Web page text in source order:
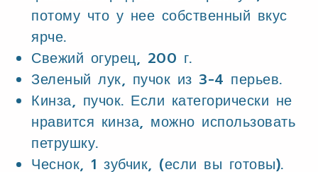
потому что у нее собственный вкус
ярче.
Свежий огурец, 200 г.
Зеленый лук, пучок из 3-4 перьев.
Кинза, пучок. Если категорически не
нравится кинза, можно использовать
петрушку.
Чеснок, 1 зубчик, (если вы готовы).